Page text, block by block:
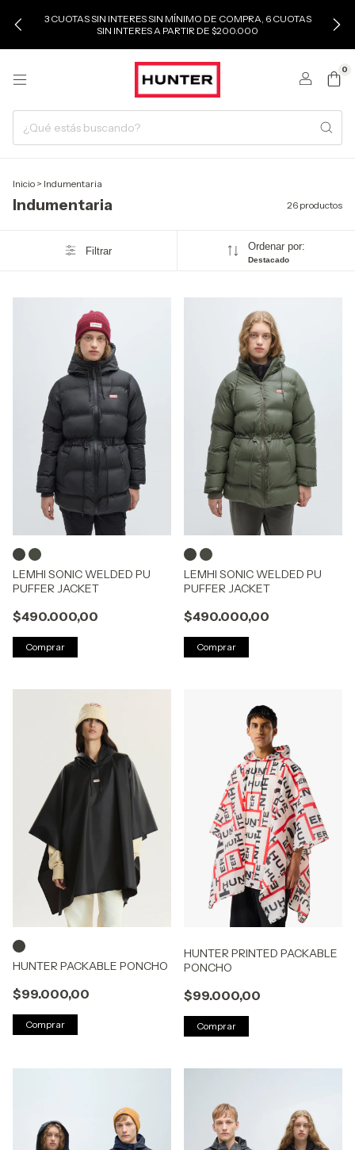
3 CUOTAS SIN INTERES SIN MÍNIMO DE COMPRA, 6 CUOTAS
SIN INTERES A PARTIR DE $200.000
0
Inicio > Indumentaria
Indumentaria 26 productos
Filtrar Ordenar por:
Destacado
LEMHI SONIC WELDED PU
PUFFER JACKET
$490.000,00
Comprar
LEMHI SONIC WELDED PU
PUFFER JACKET
$490.000,00
Comprar
HUNTER PACKABLE PONCHO
$99.000,00
Comprar
HUNTER PRINTED PACKABLE
PONCHO
$99.000,00
Comprar